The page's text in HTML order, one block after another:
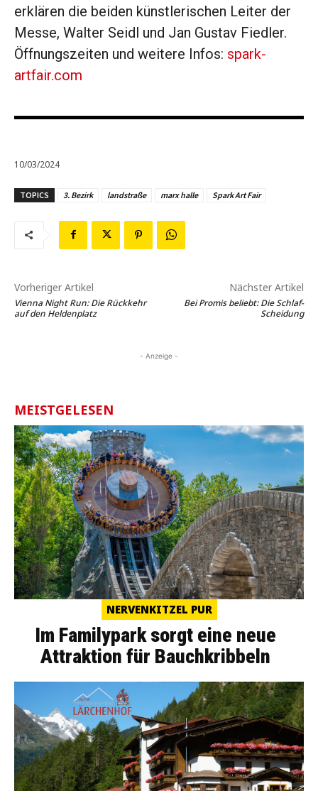
erklären die beiden künstlerischen Leiter der
Messe, Walter Seidl und Jan Gustav Fiedler.
Öffnungszeiten und weitere Infos: spark-
artfair.com
10/03/2024
TOPICS 3. Bezirk landstraße marx halle Spark Art Fair
Vorheriger Artikel
Vienna Night Run: Die Rückkehr
auf den Heldenplatz
Nächster Artikel
Bei Promis beliebt: Die Schlaf-
Scheidung
- Anzeige -
MEISTGELESEN
NERVENKITZEL PUR
Im Familypark sorgt eine neue
Attraktion für Bauchkribbeln